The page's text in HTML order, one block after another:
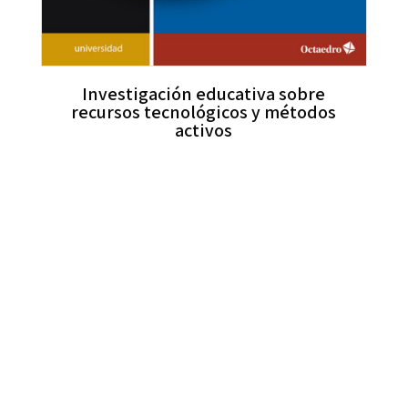
Investigación educativa sobre
recursos tecnológicos y métodos
activos